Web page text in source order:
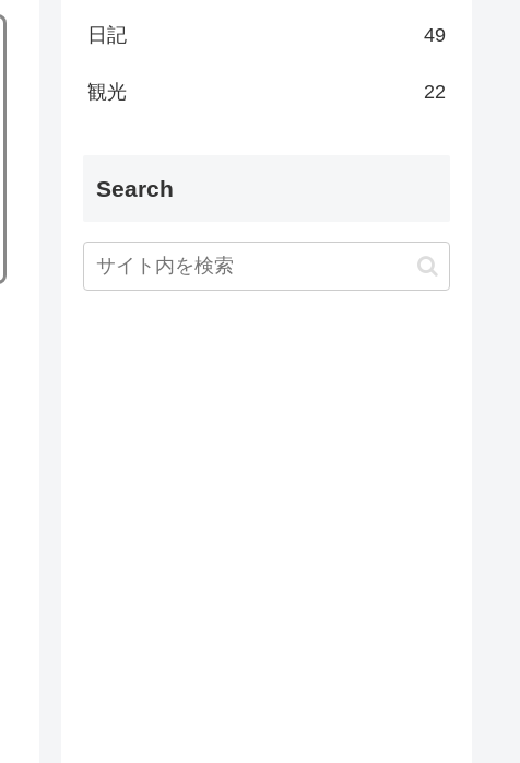
日記 49
観光 22
Search